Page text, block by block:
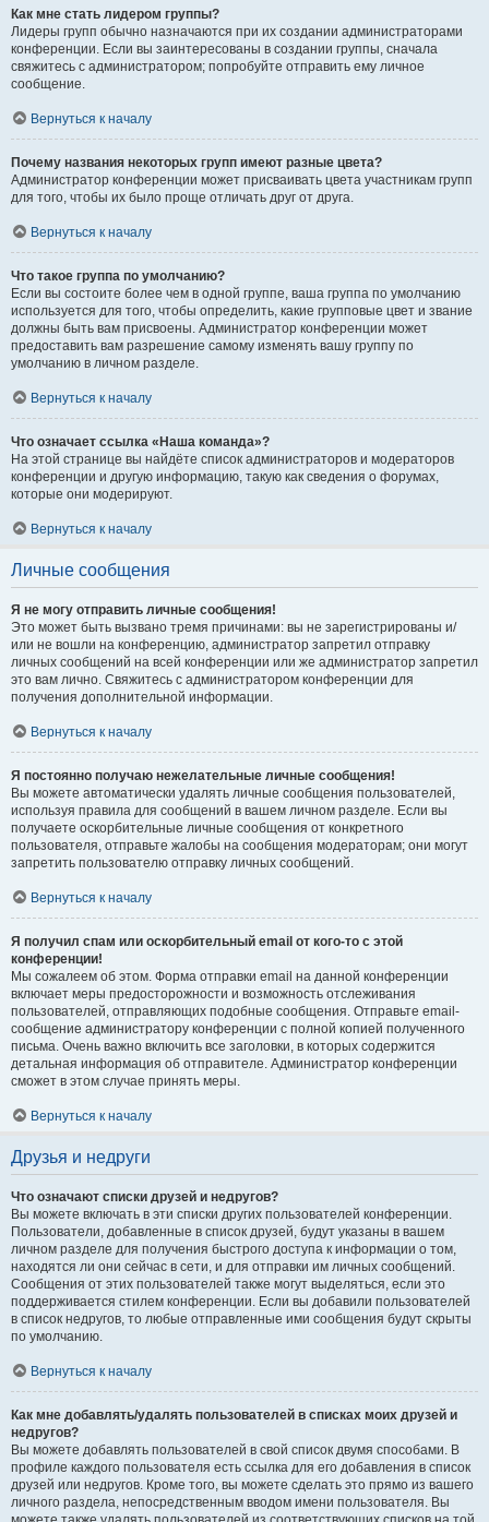
Как мне стать лидером группы?
Лидеры групп обычно назначаются при их создании администраторами
конференции. Если вы заинтересованы в создании группы, сначала
свяжитесь с администратором; попробуйте отправить ему личное
сообщение.
Вернуться к началу
Почему названия некоторых групп имеют разные цвета?
Администратор конференции может присваивать цвета участникам групп
для того, чтобы их было проще отличать друг от друга.
Вернуться к началу
Что такое группа по умолчанию?
Если вы состоите более чем в одной группе, ваша группа по умолчанию
используется для того, чтобы определить, какие групповые цвет и звание
должны быть вам присвоены. Администратор конференции может
предоставить вам разрешение самому изменять вашу группу по
умолчанию в личном разделе.
Вернуться к началу
Что означает ссылка «Наша команда»?
На этой странице вы найдёте список администраторов и модераторов
конференции и другую информацию, такую как сведения о форумах,
которые они модерируют.
Вернуться к началу
Личные сообщения
Я не могу отправить личные сообщения!
Это может быть вызвано тремя причинами: вы не зарегистрированы и/
или не вошли на конференцию, администратор запретил отправку
личных сообщений на всей конференции или же администратор запретил
это вам лично. Свяжитесь с администратором конференции для
получения дополнительной информации.
Вернуться к началу
Я постоянно получаю нежелательные личные сообщения!
Вы можете автоматически удалять личные сообщения пользователей,
используя правила для сообщений в вашем личном разделе. Если вы
получаете оскорбительные личные сообщения от конкретного
пользователя, отправьте жалобы на сообщения модераторам; они могут
запретить пользователю отправку личных сообщений.
Вернуться к началу
Я получил спам или оскорбительный email от кого-то с этой
конференции!
Мы сожалеем об этом. Форма отправки email на данной конференции
включает меры предосторожности и возможность отслеживания
пользователей, отправляющих подобные сообщения. Отправьте email-
сообщение администратору конференции с полной копией полученного
письма. Очень важно включить все заголовки, в которых содержится
детальная информация об отправителе. Администратор конференции
сможет в этом случае принять меры.
Вернуться к началу
Друзья и недруги
Что означают списки друзей и недругов?
Вы можете включать в эти списки других пользователей конференции.
Пользователи, добавленные в список друзей, будут указаны в вашем
личном разделе для получения быстрого доступа к информации о том,
находятся ли они сейчас в сети, и для отправки им личных сообщений.
Сообщения от этих пользователей также могут выделяться, если это
поддерживается стилем конференции. Если вы добавили пользователей
в список недругов, то любые отправленные ими сообщения будут скрыты
по умолчанию.
Вернуться к началу
Как мне добавлять/удалять пользователей в списках моих друзей и
недругов?
Вы можете добавлять пользователей в свой список двумя способами. В
профиле каждого пользователя есть ссылка для его добавления в список
друзей или недругов. Кроме того, вы можете сделать это прямо из вашего
личного раздела, непосредственным вводом имени пользователя. Вы